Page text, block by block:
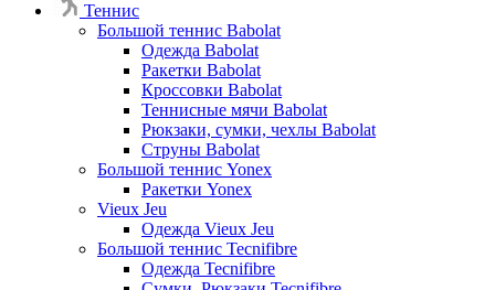
Теннис
Большой теннис Babolat
Одежда Babolat
Ракетки Babolat
Кроссовки Babolat
Теннисные мячи Babolat
Рюкзаки, сумки, чехлы Babolat
Струны Babolat
Большой теннис Yonex
Ракетки Yonex
Vieux Jeu
Одежда Vieux Jeu
Большой теннис Tecnifibre
Одежда Tecnifibre